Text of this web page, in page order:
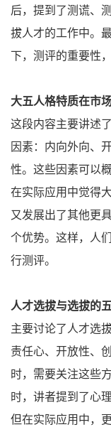
后，提到了测谎、
拔人才的工作中。
下，测评的重要性
大五人格特质在市
这段内容主要讲述
因素：内向外向、
性。这些因素可以
在实际应用中觉得
又发展出了其他更
个优势。这样，人
行测评。
人才选拔与选拔的
主要讨论了人才选
责任心、开放性、
时，需要关注这些
时，讲者提到了心
但在实际应用中，